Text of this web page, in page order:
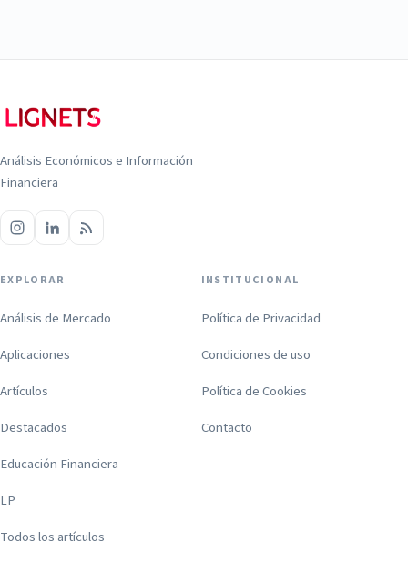
Análisis Económicos e Información
Financiera
EXPLORAR
Análisis de Mercado
Aplicaciones
Artículos
Destacados
Educación Financiera
LP
Todos los artículos
INSTITUCIONAL
Política de Privacidad
Condiciones de uso
Política de Cookies
Contacto